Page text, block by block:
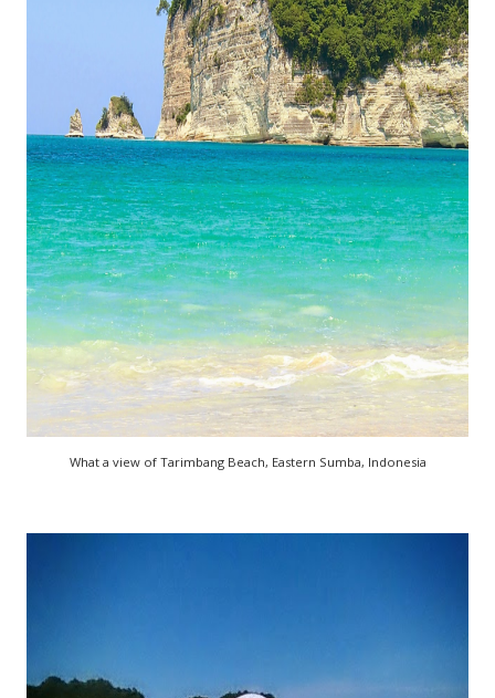
What a view of Tarimbang Beach, Eastern Sumba, Indonesia